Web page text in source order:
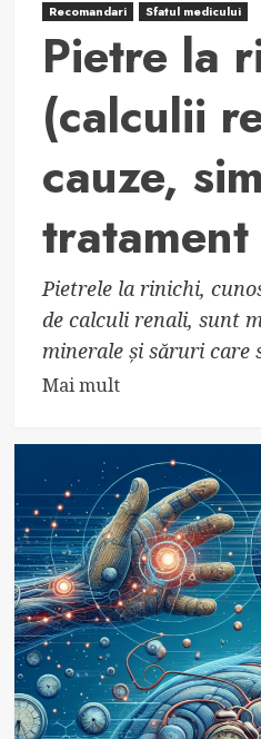
Recomandari Sfatul medicului
Pietre la
(calculii
cauze,
tratament
Pietrele la rinichi,
de calculi renali, sunt
minerale și săruri care
Mai multRead
about
Pietre
la
rinichi
(calculii
renali):
cauze,
simptome,
tratament